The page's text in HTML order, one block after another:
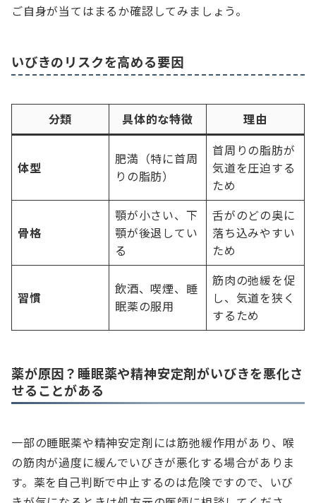
ご自身が当てはまるか確認してみましょう。
いびきのリスクを高める要因
分類 具体的な特徴 理由
体型
肥満（特に首周
りの脂肪）
首周りの脂肪が
気道を圧迫する
ため
骨格
顎が小さい、下
顎が後退してい
る
舌がのどの奥に
落ち込みやすい
ため
習慣
飲酒、喫煙、睡
眠薬の服用
筋肉の弛緩を促
し、気道を狭く
するため
薬が原因？睡眠薬や精神安定剤がいびきを悪化さ
せることがある
一部の睡眠薬や精神安定剤には筋弛緩作用があり、喉
の筋肉が過度に緩んでいびきが悪化する場合がありま
す。薬を自己判断で中止するのは危険ですので、いび